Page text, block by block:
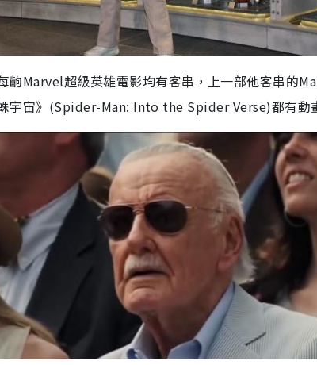
齣Marvel超級英雄電影均有客串，上一部他客串的
宇宙》(Spider-Man: Into the Spider Verse)都有動